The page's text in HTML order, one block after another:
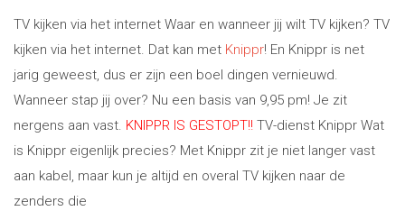
TV kijken via het internet Waar en wanneer jij wilt TV kijken? TV
kijken via het internet. Dat kan met Knippr! En Knippr is net
jarig geweest, dus er zijn een boel dingen vernieuwd.
Wanneer stap jij over? Nu een basis van 9,95 pm! Je zit
nergens aan vast. KNIPPR IS GESTOPT!! TV-dienst Knippr Wat
is Knippr eigenlijk precies? Met Knippr zit je niet langer vast
aan kabel, maar kun je altijd en overal TV kijken naar de
zenders die